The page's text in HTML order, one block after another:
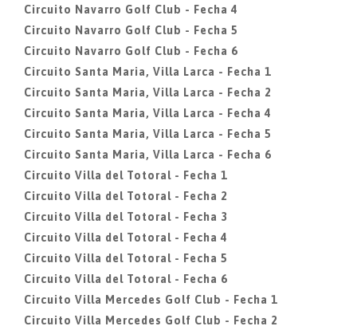
Circuito Navarro Golf Club - Fecha 4
Circuito Navarro Golf Club - Fecha 5
Circuito Navarro Golf Club - Fecha 6
Circuito Santa Maria, Villa Larca - Fecha 1
Circuito Santa Maria, Villa Larca - Fecha 2
Circuito Santa Maria, Villa Larca - Fecha 4
Circuito Santa Maria, Villa Larca - Fecha 5
Circuito Santa Maria, Villa Larca - Fecha 6
Circuito Villa del Totoral - Fecha 1
Circuito Villa del Totoral - Fecha 2
Circuito Villa del Totoral - Fecha 3
Circuito Villa del Totoral - Fecha 4
Circuito Villa del Totoral - Fecha 5
Circuito Villa del Totoral - Fecha 6
Circuito Villa Mercedes Golf Club - Fecha 1
Circuito Villa Mercedes Golf Club - Fecha 2